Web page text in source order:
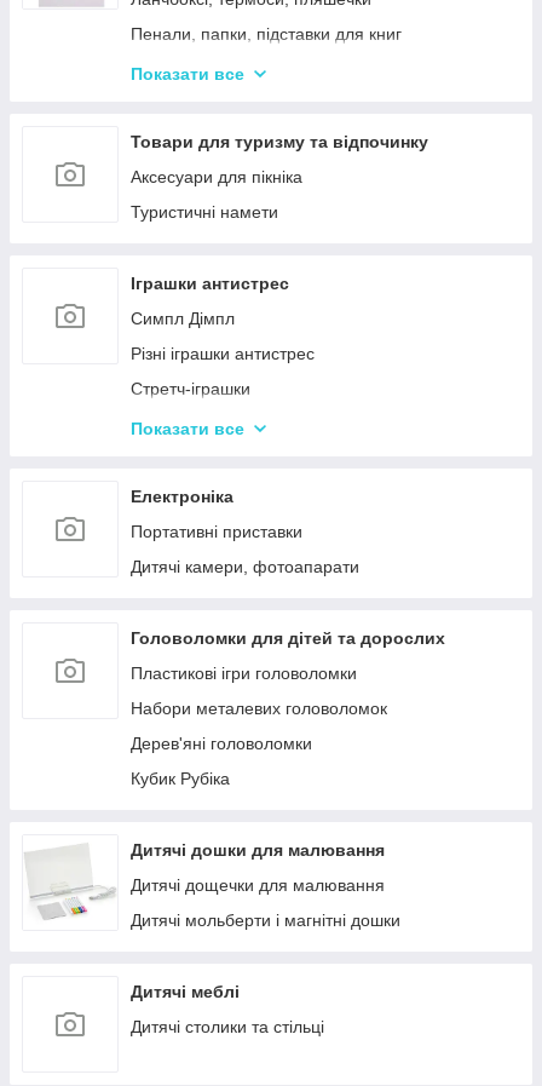
Пенали, папки, підставки для книг
Фарбі, пензлики, альбоми
Зошити, блокноти, щоденники, обкладинки
Наклейки, стікери, закладки
Кольоровий папір, картон, клей
Циркулі, лінійки, трафарети
Художні аксесуари та інструменти
Показати все
Товари для туризму та відпочинку
Аксесуари для пікніка
Туристичні намети
Іграшки антистрес
Симпл Дімпл
Різні іграшки антистрес
Стретч-іграшки
Іграшки Pop it
Показати все
Електроніка
Портативні приставки
Дитячі камери, фотоапарати
Головоломки для дітей та дорослих
Пластикові ігри головоломки
Набори металевих головоломок
Дерев'яні головоломки
Кубик Рубіка
Дитячі дошки для малювання
Дитячі дощечки для малювання
Дитячі мольберти і магнітні дошки
Дитячі меблі
Дитячі столики та стільці